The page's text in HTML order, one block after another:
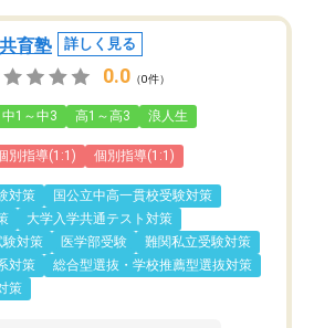
育塾 詳しく見る
0.0 （0件）
中1～中3 高1～高3 浪人生
別指導(1:1) 個別指導(1:1)
対策
国公立中高一貫校受験対策
大学入学共通テスト対策
験対策
医学部受験
難関私立受験対策
対策
総合型選抜・学校推薦型選抜対策
策